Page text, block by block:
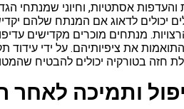
אסתטיות, וחיוני שמנתחי
יכולים לדאוג אם המנתח שלהם
מנתחים מוכרים מקדישים
את ציפיותיהם. על ידי
ותמיכה לאחר